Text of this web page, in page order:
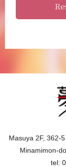
Masuya 2F, 362-
Minamimon-
tel: